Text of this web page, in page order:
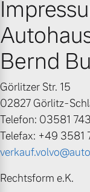
Aktuelle
Volvo
Über uns
Unser Team
Bernd
Görlitzer Str. 15
02827 Görlitz-
Telefon: 03581
Telefax: +49 3581
Rechtsform e.K.